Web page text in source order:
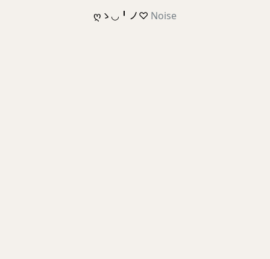
ღゝ◡╹ノ♡ Noise